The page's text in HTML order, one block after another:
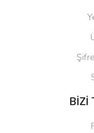
BİZİ